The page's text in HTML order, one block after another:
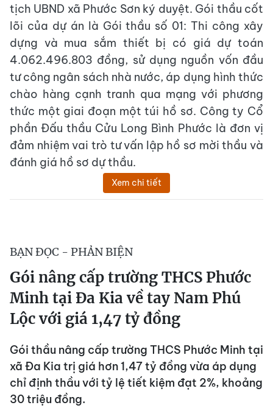
tịch UBND xã Phước Sơn ký duyệt. Gói thầu cốt
lõi của dự án là Gói thầu số 01: Thi công xây
dựng và mua sắm thiết bị có giá dự toán
4.062.496.803 đồng, sử dụng nguồn vốn đầu
tư công ngân sách nhà nước, áp dụng hình thức
chào hàng cạnh tranh qua mạng với phương
thức một giai đoạn một túi hồ sơ. Công ty Cổ
phần Đấu thầu Cửu Long Bình Phước là đơn vị
đảm nhiệm vai trò tư vấn lập hồ sơ mời thầu và
đánh giá hồ sơ dự thầu.
Xem chi tiết
BẠN ĐỌC - PHẢN BIỆN
Gói nâng cấp trường THCS Phước
Minh tại Đa Kia về tay Nam Phú
Lộc với giá 1,47 tỷ đồng
Gói thầu nâng cấp trường THCS Phước Minh tại
xã Đa Kia trị giá hơn 1,47 tỷ đồng vừa áp dụng
chỉ định thầu với tỷ lệ tiết kiệm đạt 2%, khoảng
30 triệu đồng.